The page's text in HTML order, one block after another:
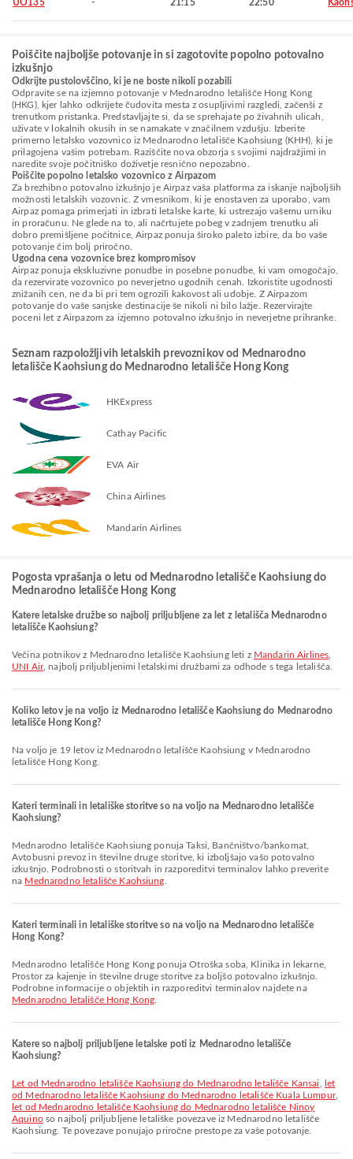
UO135 - 21:15 22:50
Poiščite najboljše potovanje in si zagotovite popolno potovalno
izkušnjo
Odkrijte pustolovščino, ki je ne boste nikoli pozabili
Odpravite se na izjemno potovanje v Mednarodno letališče Hong Kong
(HKG), kjer lahko odkrijete čudovita mesta z osupljivimi razgledi, začenši z
trenutkom pristanka. Predstavljajte si, da se sprehajate po živahnih ulicah,
uživate v lokalnih okusih in se namakate v značilnem vzdušju. Izberite
primerno letalsko vozovnico iz Mednarodno letališče Kaohsiung (KHH), ki je
prilagojena vašim potrebam. Raziščite nova obzorja s svojimi najdražjimi in
naredite svoje počitniško doživetje resnično nepozabno.
Poiščite popolno letalsko vozovnico z Airpazom
Za brezhibno potovalno izkušnjo je Airpaz vaša platforma za iskanje najboljših
možnosti letalskih vozovnic. Z vmesnikom, ki je enostaven za uporabo, vam
Airpaz pomaga primerjati in izbrati letalske karte, ki ustrezajo vašemu urniku
in proračunu. Ne glede na to, ali načrtujete pobeg v zadnjem trenutku ali
dobro premišljene počitnice, Airpaz ponuja široko paleto izbire, da bo vaše
potovanje čim bolj priročno.
Ugodna cena vozovnice brez kompromisov
Airpaz ponuja ekskluzivne ponudbe in posebne ponudbe, ki vam omogočajo,
da rezervirate vozovnico po neverjetno ugodnih cenah. Izkoristite ugodnosti
znižanih cen, ne da bi pri tem ogrozili kakovost ali udobje. Z Airpazom
potovanje do vaše sanjske destinacije še nikoli ni bilo lažje. Rezervirajte
poceni let z Airpazom za izjemno potovalno izkušnjo in neverjetne prihranke.
Seznam razpoložljivih letalskih prevoznikov od Mednarodno
letališče Kaohsiung do Mednarodno letališče Hong Kong
HKExpress
Cathay Pacific
EVA Air
China Airlines
Mandarin Airlines
Pogosta vprašanja o letu od Mednarodno letališče Kaohsiung do
Mednarodno letališče Hong Kong
Katere letalske družbe so najbolj priljubljene za let z letališča Mednarodno
letališče Kaohsiung?
Večina potnikov z Mednarodno letališče Kaohsiung leti z Mandarin Airlines
UNI Air, najbolj priljubljenimi letalskimi družbami za odhode s tega letališča.
Koliko letov je na voljo iz Mednarodno letališče Kaohsiung do Mednarodno
letališče Hong Kong?
Na voljo je 19 letov iz Mednarodno letališče Kaohsiung v Mednarodno
letališče Hong Kong.
Kateri terminali in letališke storitve so na voljo na Mednarodno letališče
Kaohsiung?
Mednarodno letališče Kaohsiung ponuja Taksi, Bančništvo/bankomat,
Avtobusni prevoz in številne druge storitve, ki izboljšajo vašo potovalno
izkušnjo. Podrobnosti o storitvah in razporeditvi terminalov lahko preverite
na Mednarodno letališče Kaohsiung
Kateri terminali in letališke storitve so na voljo na Mednarodno letališče
Hong Kong?
Mednarodno letališče Hong Kong ponuja Otroška soba, Klinika in lekarne,
Prostor za kajenje in številne druge storitve za boljšo potovalno izkušnjo.
Podrobne informacije o objektih in razporeditvi terminalov najdete na
Mednarodno letališče Hong Kong
Katere so najbolj priljubljene letalske poti iz Mednarodno letališče
Kaohsiung?
let od Mednarodno letališče Kaohsiung do Mednarodno letališče Kansai
let
od Mednarodno letališče Kaohsiung do Mednarodno letališče Kuala Lumpur,
let od Mednarodno letališče Kaohsiung do Mednarodno letališče Ninoy
Aquinoso najbolj priljubljene letališke povezave iz Mednarodno letališče
Kaohsiung. Te povezave ponujajo priročne prestope za vaše potovanje.